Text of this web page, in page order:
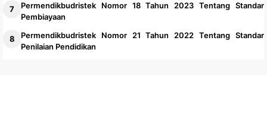
Permendikbudristek Nomor 18 Tahun 2023 Tentang Standar
Pembiayaan
Permendikbudristek Nomor 21 Tahun 2022 Tentang Standar
Penilaian Pendidikan